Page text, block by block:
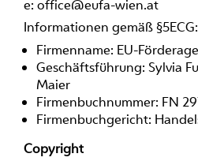
e: office@eufa-wien.at
Informationen gemäß §5ECG:
Firmenname: EU-
Geschäftsführung: Sylvia
Maier
Firmenbuchnummer: FN
Firmenbuchgericht:
Copyright